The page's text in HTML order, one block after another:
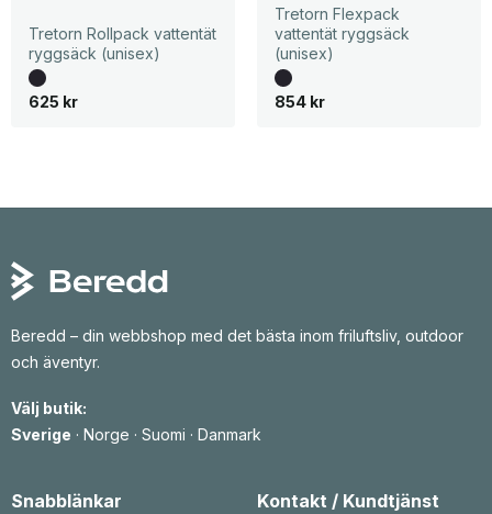
Tretorn Rollpack vattentät
ryggsäck (unisex)
625 kr
Tretorn Flexpack
vattentät ryggsäck
(unisex)
854 kr
Beredd – din webbshop med det bästa inom friluftsliv, outdoor
och äventyr.
Välj butik:
Sverige · Norge · Suomi · Danmark
Snabblänkar Kontakt / Kundtjänst